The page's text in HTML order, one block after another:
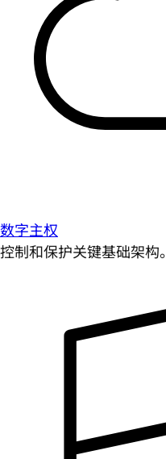
数字主权
控制和保护关键基础架构。